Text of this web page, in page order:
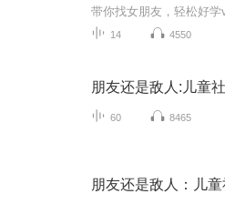
带你找女朋友，轻松好学
14 4550
朋友还是敌人:儿童
60 8465
朋友还是敌人：儿